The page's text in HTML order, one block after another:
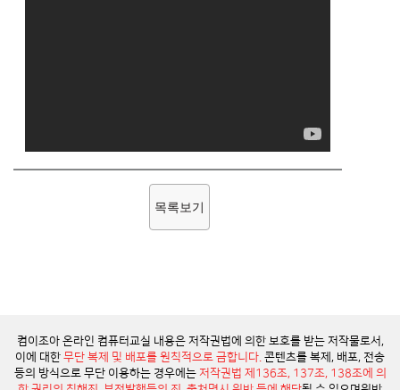
목록보기
컴이조아 온라인 컴퓨터교실 내용은 저작권법에 의한 보호를 받는 저작물로서,
이에 대한 무단 복제 및 배포를 원칙적으로 금합니다. 콘텐츠를 복제, 배포, 전송
등의 방식으로 무단 이용하는 경우에는 저작권법 제136조, 137조, 138조에 의